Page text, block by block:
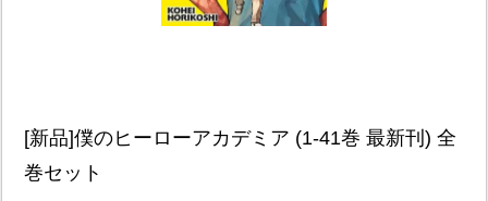
[新品]僕のヒーローアカデミア (1-41巻 最新刊) 全
巻セット